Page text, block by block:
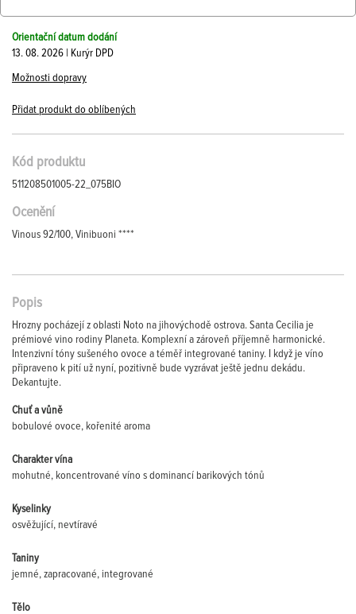
Orientační datum dodání
13. 08. 2026 | Kurýr DPD
Možnosti dopravy
Přidat produkt do oblíbených
Kód produktu
511208501005-22_075BIO
Ocenění
Vinous 92/100, Vinibuoni ****
Popis
Hrozny pocházejí z oblasti Noto na jihovýchodě ostrova. Santa Cecilia je
prémiové vino rodiny Planeta. Komplexní a zároveň příjemně harmonické.
Intenzivní tóny sušeného ovoce a téměř integrované taniny. I když je víno
připraveno k pití už nyní, pozitivně bude vyzrávat ještě jednu dekádu.
Dekantujte.
Chuť a vůně
bobulové ovoce, kořenité aroma
Charakter vína
mohutné, koncentrované víno s dominancí barikových tónů
Kyselinky
osvěžující, nevtíravé
Taniny
jemné, zapracované, integrované
Tělo